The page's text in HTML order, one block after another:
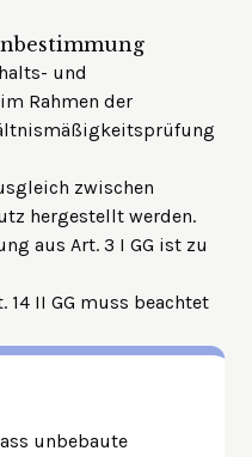
und
Rahmen der
zwischen
hergestellt werden.
aus Art. 3 I GG ist zu
II GG muss beachtet
unbebaute